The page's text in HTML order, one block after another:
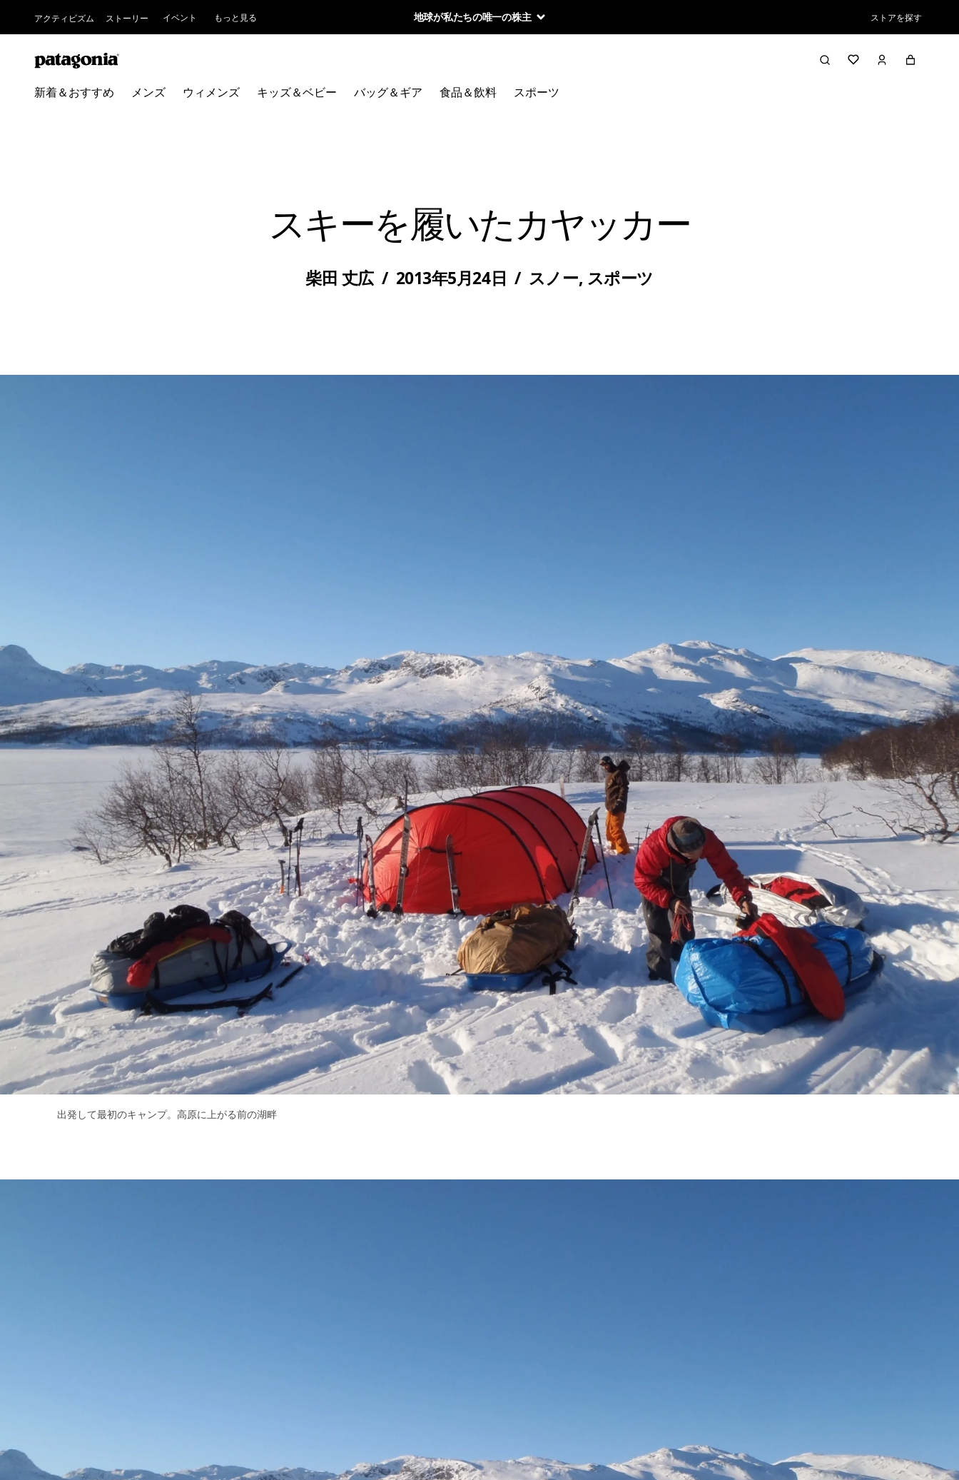
アクティビズム ストーリー イベント もっと見る 地球が私たちの唯一の株主 ストアを探す
新着＆おすすめ メンズ ウィメンズ キッズ＆ベビー バッグ＆ギア 食品＆飲料 スポーツ
スキーを履いたカヤッカー
柴田 丈広 / 2013年5月24日 / スノー, スポーツ
出発して最初のキャンプ。高原に上がる前の湖畔